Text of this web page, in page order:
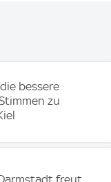
bessere
zu
freut